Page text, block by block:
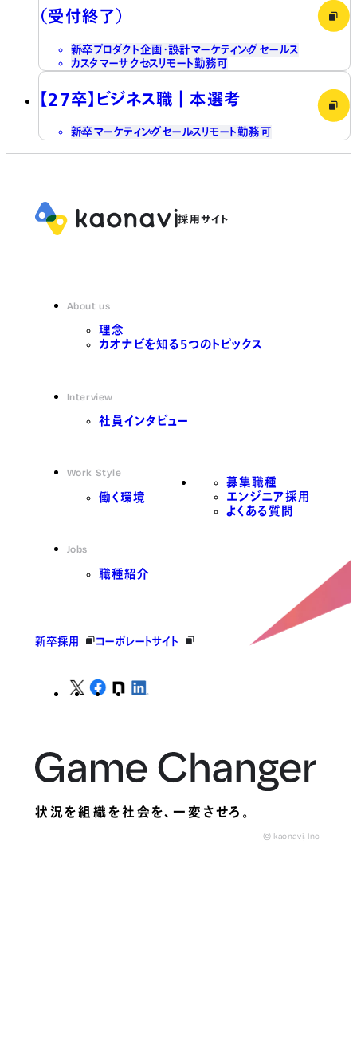
（受付終了）
新卒プロダクト企画・設計マーケティングセールス
カスタマーサクセス リモート勤務可
【27卒】ビジネス職┃本選考
新卒マーケティング セールスリモート勤務可
About us
理念
カオナビを知る5つのトピックス
Interview
社員インタビュー
Work Style
働く環境
Jobs
職種紹介
募集職種
エンジニア採用
よくある質問
新卒採用 コーポレートサイト
状況を組織を社会を、一変させろ。
© kaonavi, Inc